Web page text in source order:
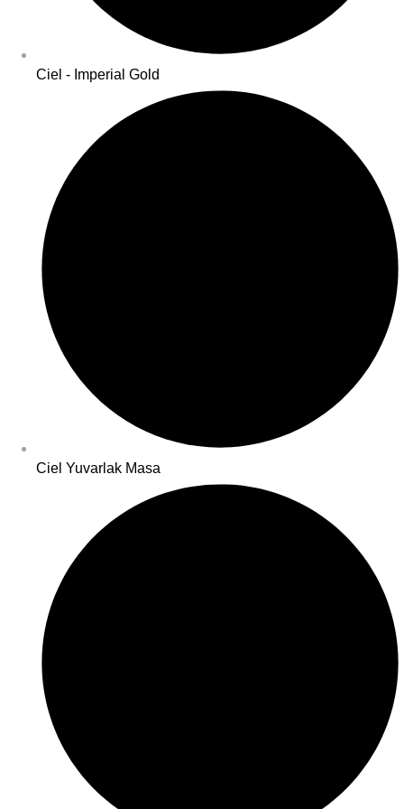
Ciel - Imperial Gold
Ciel Yuvarlak Masa